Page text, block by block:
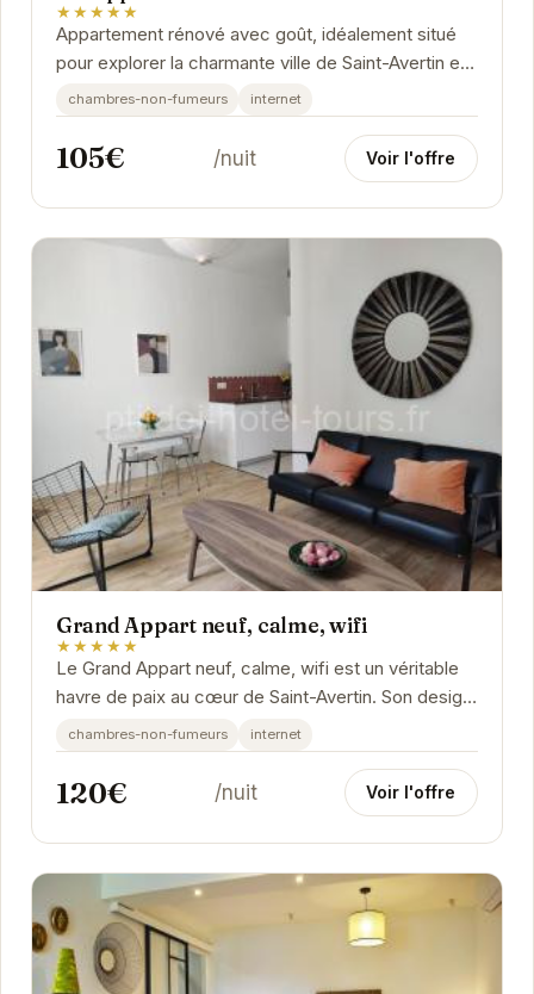
★★★★★
Appartement rénové avec goût, idéalement situé
pour explorer la charmante ville de Saint-Avertin et
ses environs. Offrant un espace de vie...
chambres-non-fumeurs internet
105€ /nuit Voir l'offre
Grand Appart neuf, calme, wifi
★★★★★
Le Grand Appart neuf, calme, wifi est un véritable
havre de paix au cœur de Saint-Avertin. Son design
moderne et ses équipements haut de gamme...
chambres-non-fumeurs internet
120€ /nuit Voir l'offre